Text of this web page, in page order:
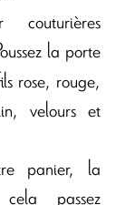
la porte
rose, rouge,
velours et
panier, la
passez